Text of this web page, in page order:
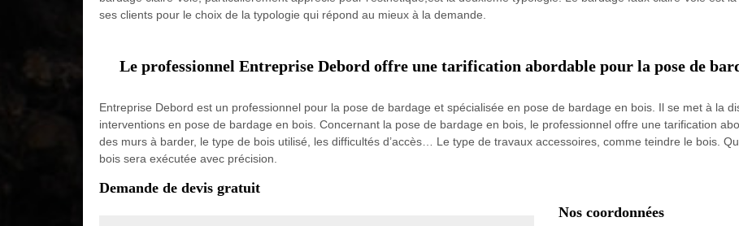
ses clients pour le choix de la typologie qui répond au mieux à la demande.
Le professionnel Entreprise Debord offre une tarification abordable pour la pose de
Entreprise Debord est un professionnel pour la pose de bardage et spécialisée en pose de bardage en bois. Il se met à la
interventions en pose de bardage en bois. Concernant la pose de bardage en bois, le professionnel offre une tarification
des murs à barder, le type de bois utilisé, les difficultés d’accès… Le type de travaux accessoires, comme teindre le bois.
bois sera exécutée avec précision.
Demande de devis gratuit
Nos coordonnées